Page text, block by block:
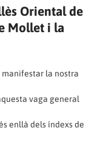
Oriental de
Mollet i la
manifestar la nostra
vaga general
enllà dels índexs de